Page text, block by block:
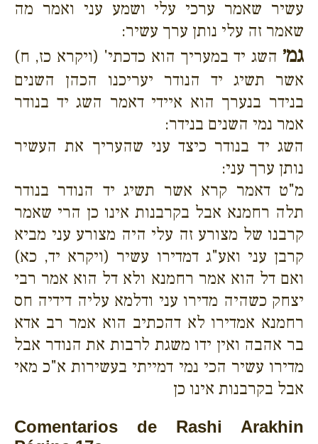
עשיר שאמר ערכי עלי ושמע עני ואמר מה
שאמר זה עלי נותן ערך עשיר:
גמ׳ השג יד במעריך הוא כדכתי' (ויקרא כז, ח)
אשר תשיג יד הנודר יעריכנו הכהן השנים
בנידר בנערך הוא איידי דאמר השג יד בנודר
אמר נמי השנים בנידר:
השג יד בנודר כיצד עני שהעריך את העשיר
נותן ערך עני:
מ"ט דאמר קרא אשר תשיג יד הנודר בנודר
תלה רחמנא אבל בקרבנות אינו כן הרי שאמר
קרבנו של מצורע זה עלי היה מצורע עני מביא
קרבן עני ואע"ג דמדירו עשיר (ויקרא יד, כא)
ואם דל הוא אמר רחמנא ולא דל הוא אמר רבי
יצחק כשהיה מדירו עני ודלמא עליה דידיה חס
רחמנא אמדירו לא דהכתיב הוא אמר רב אדא
בר אהבה ואין ידו משגת לרבות את הנודר אבל
מדירו עשיר הכי נמי דמייתי בעשירות א"כ מאי
אבל בקרבנות אינו כן
Comentarios de Rashi Arakhin